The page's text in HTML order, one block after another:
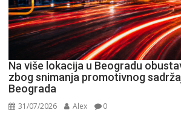
Na više lokacija u Beogradu
zbog snimanja promotivnog
Beograda
31/07/2026 Alex 0